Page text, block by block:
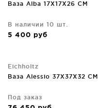
Ваза Alba 17X17X26 CM
В наличии 10 шт.
5 400 руб
Eichholtz
Ваза Alessio 37X37X32 CM
Под заказ